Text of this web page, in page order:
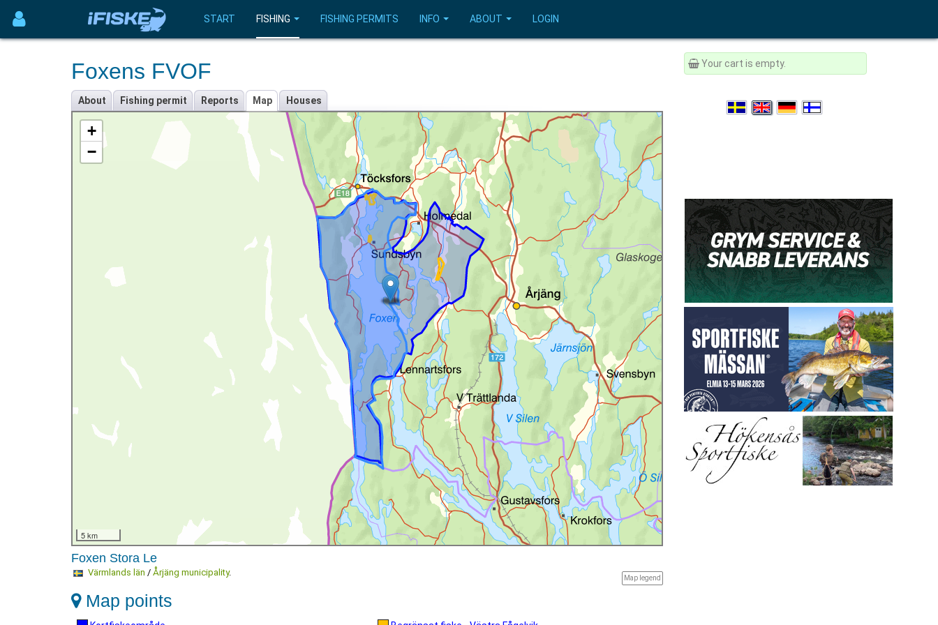
START FISHING FISHING PERMITS INFO ABOUT LOGIN
Foxens FVOF
About Fishing permit Reports Map Houses
+
−
5 km
Foxen Stora Le
Map legend
Värmlands län / Årjäng municipality.
Map points
Your cart is empty.